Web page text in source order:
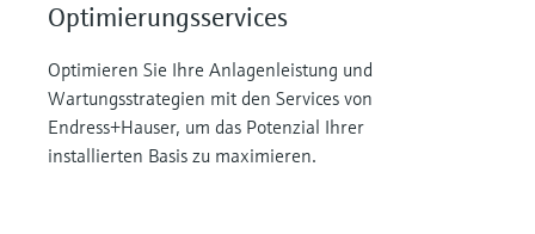
Optimierungsservices
Optimieren Sie Ihre Anlagenleistung und
Wartungsstrategien mit den Services von
Endress+Hauser, um das Potenzial Ihrer
installierten Basis zu maximieren.